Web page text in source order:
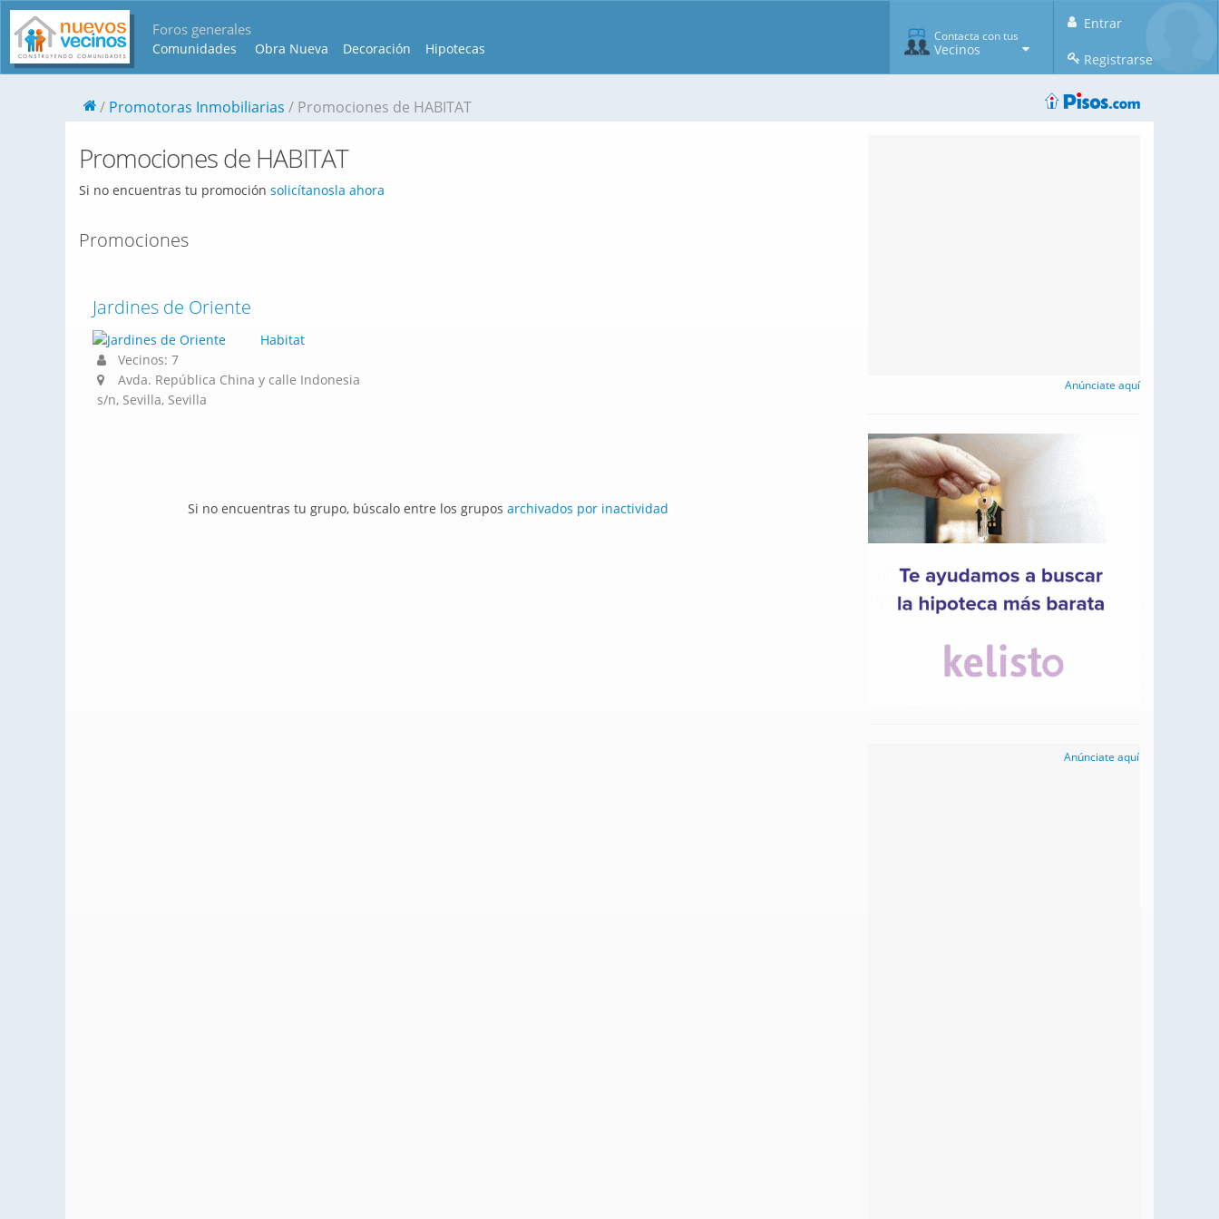
Foros generales
Comunidades Obra Nueva Decoración Hipotecas
Entrar
Registrarse
Contacta con tus
Vecinos
Promotoras Inmobiliarias Promociones de HABITAT
Promociones de HABITAT
Si no encuentras tu promoción solicítanosla ahora
Promociones
Jardines de Oriente
Habitat
Vecinos: 7
Avda. República China y calle Indonesia
s/n, Sevilla, Sevilla
Si no encuentras tu grupo, búscalo entre los grupos archivados por inactividad
Anúnciate aquí
Anúnciate aquí